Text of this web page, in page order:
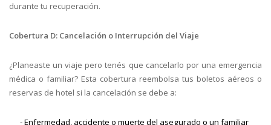
durante tu recuperación.
Cobertura D: Cancelación o Interrupción del Viaje
¿Planeaste un viaje pero tenés que cancelarlo por una emergencia
médica o familiar? Esta cobertura reembolsa tus boletos aéreos o
reservas de hotel si la cancelación se debe a:
- Enfermedad, accidente o muerte del asegurado o un familiar